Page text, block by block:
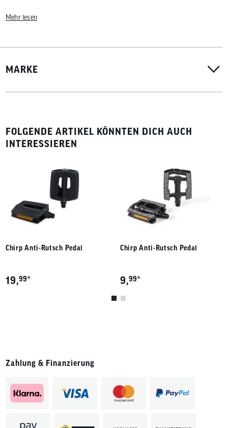
integrierte Reflektoren
Mehr lesen
MARKE
FOLGENDE ARTIKEL KÖNNTEN DICH AUCH
INTERESSIEREN
Chirp Anti-Rutsch Pedal
19,99*
Chirp Anti-Rutsch Pedal
9,99*
Zahlung & Finanzierung